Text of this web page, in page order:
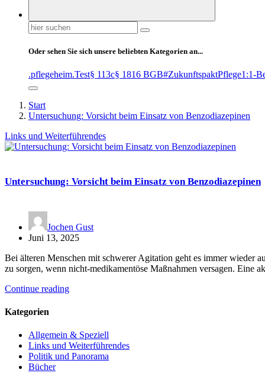
Suchen
nach:
Oder sehen Sie sich unsere beliebten Kategorien an...
.pflegeheim.Test§ 113c§ 1816 BGB#ZukunftspaktPflege1:1-
Start
Untersuchung: Vorsicht beim Einsatz von Benzodiazepinen
Links und Weiterführendes
Untersuchung: Vorsicht beim Einsatz von Benzodiazepinen
Jochen Gust
Juni 13, 2025
Bei älteren Menschen mit schwerer Agitation geht es immer wieder
zu sorgen, wenn nicht-medikamentöse Maßnahmen versagen. Eine
Continue reading
Kategorien
Allgemein & Speziell
Links und Weiterführendes
Politik und Panorama
Bücher